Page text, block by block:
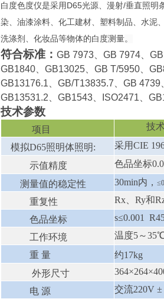
白度色度仪是采用 D65光源、漫射/垂直照明
染、油漆涂料、化工建材、塑料制品、水泥
洗涤剂、化妆品等物体的白度测量。
符合标准 ： GB 7973 GB 7974
GB1840
GB13025 GB T/5950
GB13176.1
GB/T13835.7 GB 4739
GB13531.2
GB1543 ISO2471
技术参数
项目 技
模拟D65照明体照明:
采用CIE
示值精度
色品坐标
测量值的稳定性
30min内，
重复性
Rx、Ry和
色品坐标
s≤0.001
工作环境
温度5～
重 量
约17kg
外形尺寸
电 源
交流220V ±